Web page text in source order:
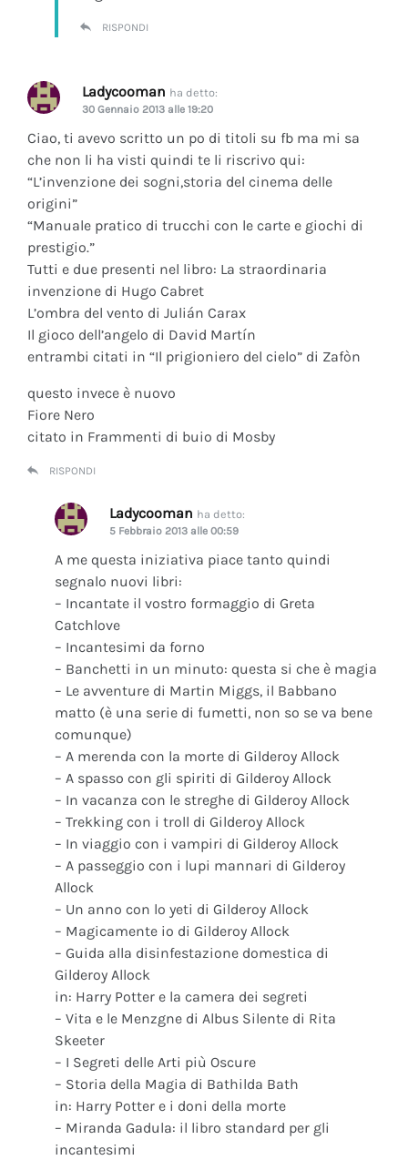
RISPONDI
Ladycooman ha detto:
30 Gennaio 2013 alle 19:20
Ciao, ti avevo scritto un po di titoli su fb ma mi sa
che non li ha visti quindi te li riscrivo qui:
“L’invenzione dei sogni,storia del cinema delle
origini”
“Manuale pratico di trucchi con le carte e giochi di
prestigio.”
Tutti e due presenti nel libro: La straordinaria
invenzione di Hugo Cabret
L’ombra del vento di Julián Carax
Il gioco dell’angelo di David Martín
entrambi citati in “Il prigioniero del cielo” di Zafòn
questo invece è nuovo
Fiore Nero
citato in Frammenti di buio di Mosby
RISPONDI
Ladycooman ha detto:
5 Febbraio 2013 alle 00:59
A me questa iniziativa piace tanto quindi
segnalo nuovi libri:
– Incantate il vostro formaggio di Greta
Catchlove
– Incantesimi da forno
– Banchetti in un minuto: questa si che è magia
– Le avventure di Martin Miggs, il Babbano
matto (è una serie di fumetti, non so se va bene
comunque)
– A merenda con la morte di Gilderoy Allock
– A spasso con gli spiriti di Gilderoy Allock
– In vacanza con le streghe di Gilderoy Allock
– Trekking con i troll di Gilderoy Allock
– In viaggio con i vampiri di Gilderoy Allock
– A passeggio con i lupi mannari di Gilderoy
Allock
– Un anno con lo yeti di Gilderoy Allock
– Magicamente io di Gilderoy Allock
– Guida alla disinfestazione domestica di
Gilderoy Allock
in: Harry Potter e la camera dei segreti
– Vita e le Menzgne di Albus Silente di Rita
Skeeter
– I Segreti delle Arti più Oscure
– Storia della Magia di Bathilda Bath
in: Harry Potter e i doni della morte
– Miranda Gadula: il libro standard per gli
incantesimi